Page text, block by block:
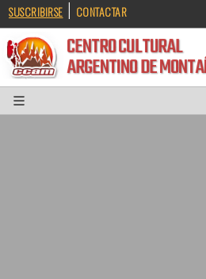
SUSCRIBIRSE | CONTACTAR
CENTRO CULTURAL
ARGENTINO DE